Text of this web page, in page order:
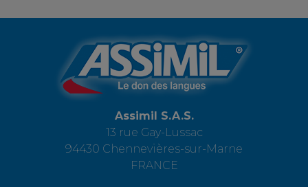
Assimil S.A.S.
13 rue Gay-Lussac
94430 Chennevières-sur-Marne
FRANCE